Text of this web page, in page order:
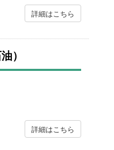
詳細はこちら
）
詳細はこちら